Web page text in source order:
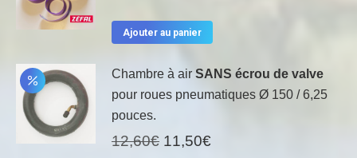
Ajouter au panier
Chambre à air SANS écrou de valve
pour roues pneumatiques Ø 150 / 6,25
pouces.
12,60€ Le
11,50€